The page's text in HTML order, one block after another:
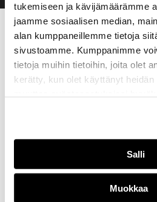
tukemiseen ja kävijämäärämme
jaamme sosiaalisen median,
alan kumppaneillemme tietoja
sivustoamme. Kumppanimme
tietoja muihin tietoihin, joita olet
kerätty, kun olet käyttänyt heidän
Salli
Muokkaa